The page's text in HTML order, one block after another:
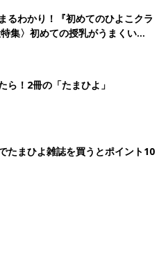
るわかり！『初めてのひよこクラ
集〉初めての授乳がうまくい
クの基本と夏のトラブル 解決テ
ら！2冊の「たまひよ」
たまひよ雑誌を買うとポイント10